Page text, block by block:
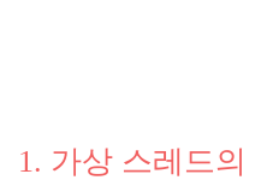
1. 가상 스레드